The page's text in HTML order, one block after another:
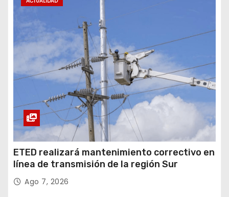
ETED realizará mantenimiento correctivo en
línea de transmisión de la región Sur
Ago 7, 2026